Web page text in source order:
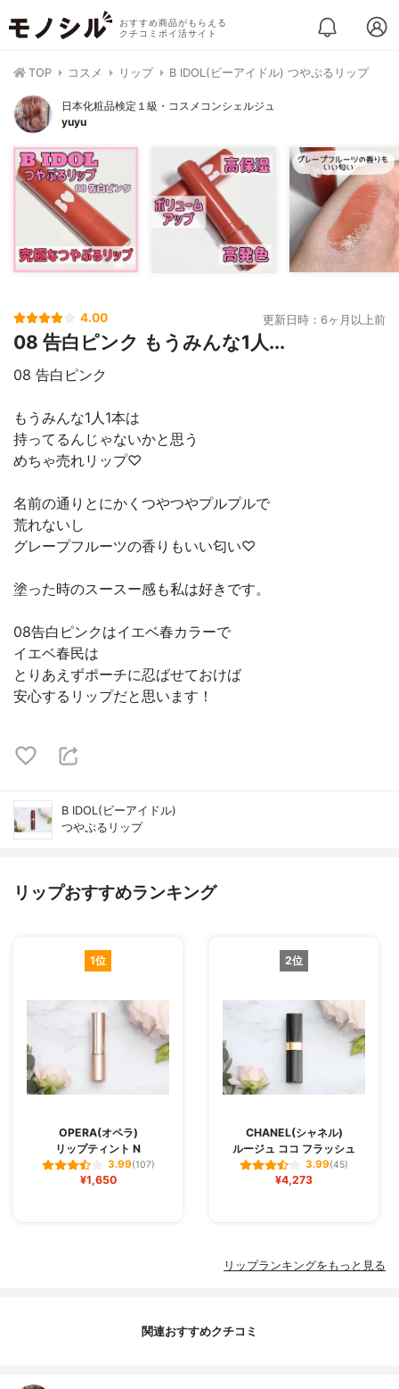
おすすめ商品がもらえる
クチコミポイ活サイト
TOP コスメ リップ B IDOL(ビーアイドル) つやぷるリップ
日本化粧品検定１級・コスメコンシェルジュ
yuyu
4.00 更新日時：6ヶ月以上前
08 告白ピンク もうみんな1人...
08 告白ピンク
もうみんな1人1本は
持ってるんじゃないかと思う
めちゃ売れリップ♡
名前の通りとにかくつやつやプルプルで
荒れないし
グレープフルーツの香りもいい匂い♡
塗った時のスースー感も私は好きです。
08告白ピンクはイエベ春カラーで
イエベ春民は
とりあえずポーチに忍ばせておけば
安心するリップだと思います！
B IDOL(ビーアイドル)
つやぷるリップ
リップおすすめランキング
1位
OPERA(オペラ)
リップティント N
3.99(107)
¥1,650
2位
CHANEL(シャネル)
ルージュ ココ フラッシュ
3.99(45)
¥4,273
リップランキングをもっと見る
関連おすすめクチコミ